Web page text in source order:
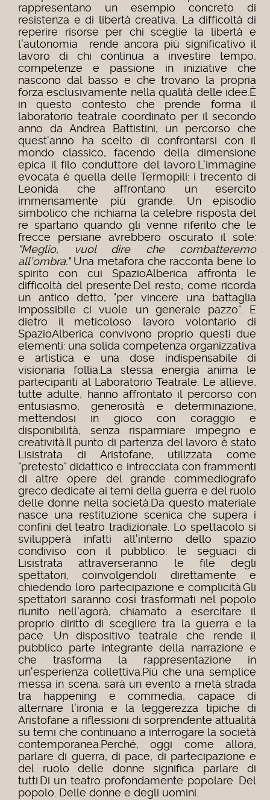
rappresentano un esempio concreto di
resistenza e di libertà creativa. La difficoltà di
reperire risorse per chi sceglie la libertà e
l'autonomia rende ancora più significativo il
lavoro di chi continua a investire tempo,
competenze e passione in iniziative che
nascono dal basso e che trovano la propria
forza esclusivamente nella qualità delle idee. È
in questo contesto che prende forma il
laboratorio teatrale coordinato per il secondo
anno da Andrea Battistini, un percorso che
quest'anno ha scelto di confrontarsi con il
mondo classico, facendo della dimensione
epica il filo conduttore del lavoro. L'immagine
evocata è quella delle Termopili: i trecento di
Leonida che affrontano un esercito
immensamente più grande. Un episodio
simbolico che richiama la celebre risposta del
re spartano quando gli venne riferito che le
frecce persiane avrebbero oscurato il sole:
"Meglio, vuol dire che combatteremo
all'ombra."Una metafora che racconta bene lo
spirito con cui SpazioAlberica affronta le
difficoltà del presente. Del resto, come ricorda
un antico detto, "per vincere una battaglia
impossibile ci vuole un generale pazzo". E
dietro il meticoloso lavoro volontario di
SpazioAlberica convivono proprio questi due
elementi: una solida competenza organizzativa
e artistica e una dose indispensabile di
visionaria follia. La stessa energia anima le
partecipanti al Laboratorio Teatrale. Le allieve,
tutte adulte, hanno affrontato il percorso con
entusiasmo, generosità e determinazione,
mettendosi in gioco con coraggio e
disponibilità, senza risparmiare impegno e
creatività. Il punto di partenza del lavoro è stato
Lisistrata di Aristofane, utilizzata come
"pretesto" didattico e intrecciata con frammenti
di altre opere del grande commediografo
greco dedicate ai temi della guerra e del ruolo
delle donne nella società. Da questo materiale
nasce una restituzione scenica che supera i
confini del teatro tradizionale. Lo spettacolo si
svilupperà infatti all'interno dello spazio
condiviso con il pubblico: le seguaci di
Lisistrata attraverseranno le file degli
spettatori, coinvolgendoli direttamente e
chiedendo loro partecipazione e complicità.Gli
spettatori saranno così trasformati nel popolo
riunito nell'agorà, chiamato a esercitare il
proprio diritto di scegliere tra la guerra e la
pace. Un dispositivo teatrale che rende il
pubblico parte integrante della narrazione e
che trasforma la rappresentazione in
un'esperienza collettiva. Più che una semplice
messa in scena, sarà un evento a metà strada
tra happening e commedia, capace di
alternare l'ironia e la leggerezza tipiche di
Aristofane a riflessioni di sorprendente attualità
su temi che continuano a interrogare la società
contemporanea. Perché, oggi come allora,
parlare di guerra, di pace, di partecipazione e
del ruolo delle donne significa parlare di
tutti. Di un teatro profondamente popolare. Del
popolo. Delle donne e degli uomini.